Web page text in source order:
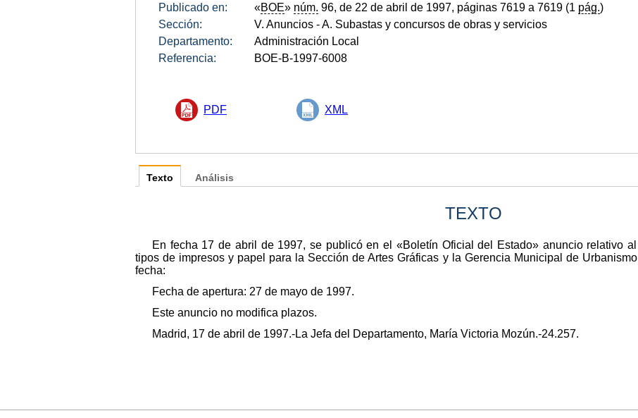
Publicado en: «BOE» núm. 96, de 22 de abril de 1997, páginas 7619 a 7619 (1 pág.)
Sección:
V. Anuncios - A. Subastas y concursos de obras y servicios
Departamento:
Administración Local
Referencia:
BOE-B-1997-6008
PDF XML
Texto
TEXTO
En fecha 17 de abril de 1997, se publicó en el «Boletín Oficial del Estado» anuncio relativo
tipos de impresos y papel para la Sección de Artes Gráficas y la Gerencia Municipal de
fecha:
Fecha de apertura: 27 de mayo de 1997.
Este anuncio no modifica plazos.
Madrid, 17 de abril de 1997.-La Jefa del Departamento, María Victoria Mozún.-24.257.
Análisis